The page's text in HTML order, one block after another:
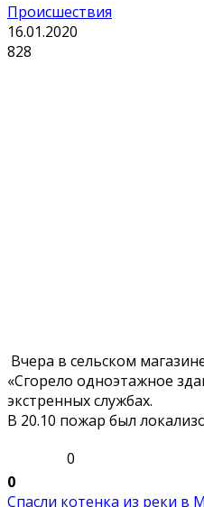
Происшествия
16.01.2020
828
Вчера в сельском
«Сгорело одноэтажное
экстренных службах.
В 20.10 пожар был
0
0
Спасли котенка из реки в